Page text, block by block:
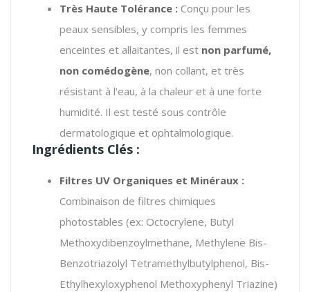
Très Haute Tolérance : Conçu pour les
peaux sensibles, y compris les femmes
enceintes et allaitantes, il est non parfumé,
non comédogène, non collant, et très
résistant à l'eau, à la chaleur et à une forte
humidité. Il est testé sous contrôle
dermatologique et ophtalmologique.
Ingrédients Clés :
Filtres UV Organiques et Minéraux :
Combinaison de filtres chimiques
photostables (ex: Octocrylene, Butyl
Methoxydibenzoylmethane, Methylene Bis-
Benzotriazolyl Tetramethylbutylphenol, Bis-
Ethylhexyloxyphenol Methoxyphenyl Triazine)